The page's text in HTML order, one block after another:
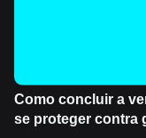
Como concluir a
se proteger contra